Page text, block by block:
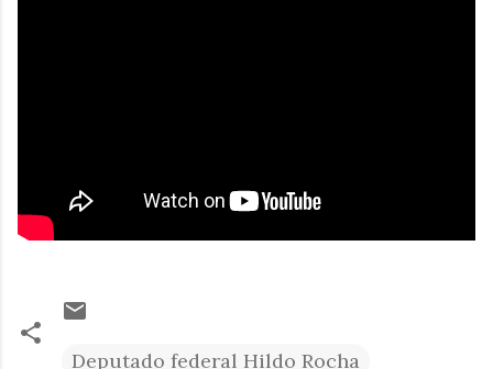
Deputado federal Hildo Rocha